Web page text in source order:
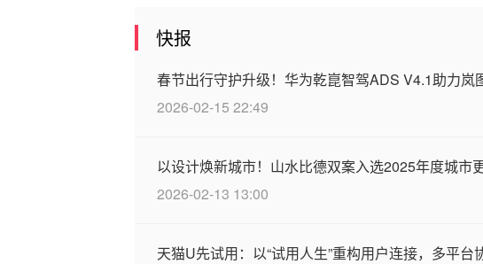
快报
春节出行守护升级！华为乾崑智驾ADS V4.1助力岚
2026-02-15 22:49
以设计焕新城市！山水比德双案入选2025年度城市
2026-02-13 13:00
天猫U先试用：以“试用人生”重构用户连接，多平